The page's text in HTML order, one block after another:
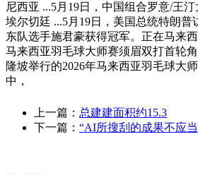
尼西亚 ...5月19日，中国组合罗意/王
埃尔切廷 ...5月19日，美国总统特朗普
东队选手施君豪获得冠军。正在马来
马来西亚羽毛球大师赛须眉双打首轮
隆坡举行的2026年马来西亚羽毛球大
中，
上一篇： 总建建面积约15.3
下一篇： “AI所搜刮的成果不应